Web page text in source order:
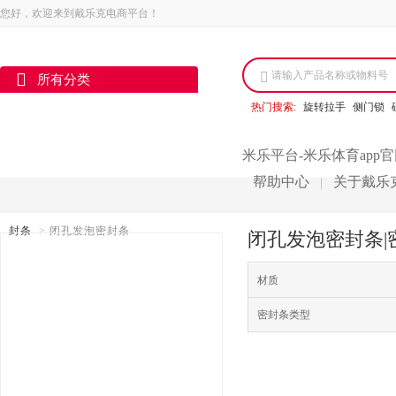
您好，欢迎来到戴乐克电商平台！
所有分类 请输入产品名称或物料号
热门搜索: 旋转拉手 侧门锁
米乐平台-米乐体育app
帮助中心
关于戴乐
封条 > 闭孔发泡密封条 闭孔发泡密封条|
材质
密封条类型